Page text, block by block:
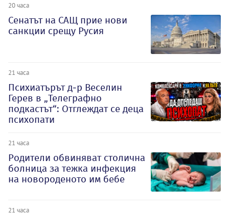
20 часа
Сенатът на САЩ прие нови
санкции срещу Русия
21 часа
Психиатърът д-р Веселин
Герев в „Телеграфно
подкастът“: Отглеждат се деца
психопати
21 часа
Родители обвиняват столична
болница за тежка инфекция
на новороденото им бебе
21 часа